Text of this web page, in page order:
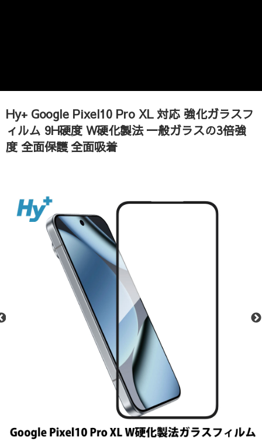
Hy+ Google Pixel10 Pro XL 対応 強化ガラスフ
ィルム 9H硬度 W硬化製法 一般ガラスの3倍強
度 全面保護 全面吸着